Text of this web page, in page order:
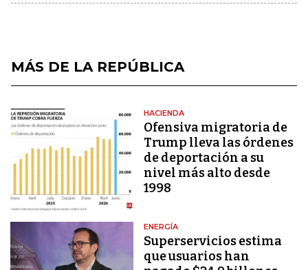
MÁS DE LA REPÚBLICA
HACIENDA
Ofensiva migratoria de
Trump lleva las órdenes
de deportación a su
nivel más alto desde
1998
ENERGÍA
Superservicios estima
que usuarios han